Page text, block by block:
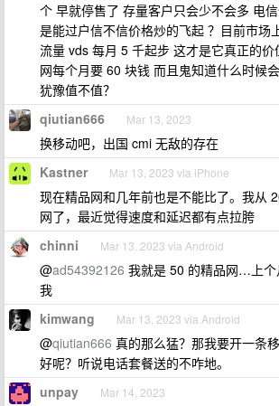
个 早就停售了 存量客户只会少不会多 电
是能过户信不信价格炒的飞起 ？目前市场
流量 vds 每月 5 千起步 这才是它真正的
网每个月要 60 块钱 而且鬼知道什么时候
犹豫值不值？
qiutian666 Mar 13, 2023
换移动吧，出国 cmi 无敌的存在
Kastner Mar 13, 2023 via iPhone
现在精品网和几年前也是不能比了。我从
网了，最近觉得速度和延迟都有点拉胯
chinni Mar 13, 2023 via Android
@ad54392126 我就是 50 的精品网…上
我
kimwang Mar 13, 2023 via Android
@qiutian666 真的那么猛？那我要开一条
好呢？听说电话套餐送的不咋地。
unpay Mar 14, 2023